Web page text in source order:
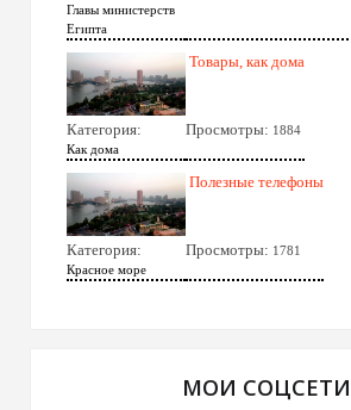
Главы министерств
Египта
Товары, как дома
Категория:
Как дома
Просмотры: 1884
Полезные телефоны
Категория:
Красное море
Просмотры: 1781
МОИ СОЦСЕТИ